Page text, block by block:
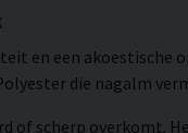
en een akoestische
die nagalm
of scherp overkomt.